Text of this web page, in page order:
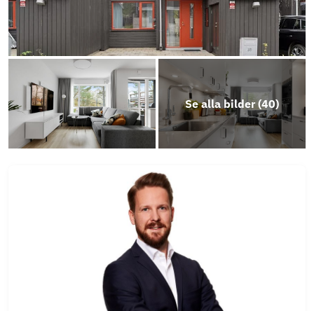
Se alla bilder (40)